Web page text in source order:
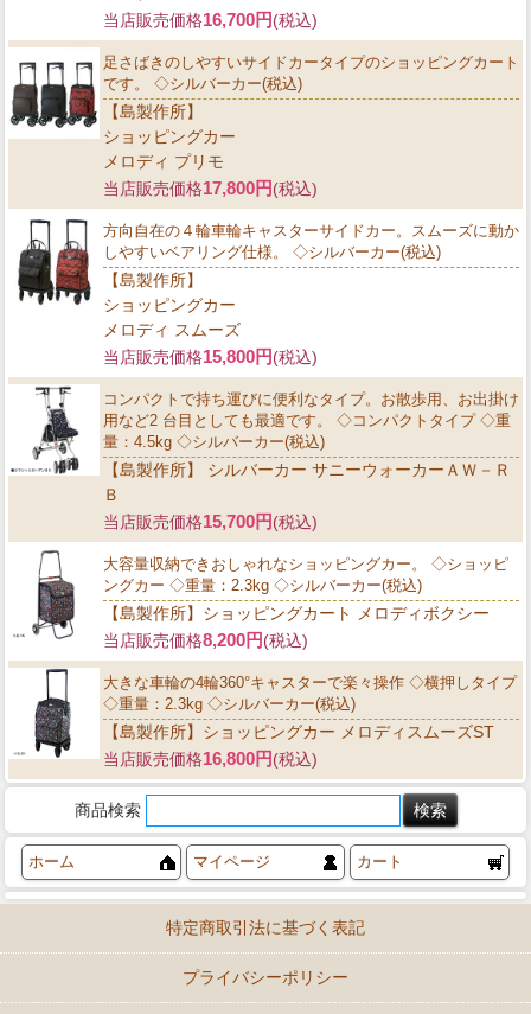
当店販売価格16,700円(税込)
足さばきのしやすいサイドカータイプのショッピングカート
です。 ◇シルバーカー(税込)
【島製作所】
ショッピングカー
メロディ プリモ
当店販売価格17,800円(税込)
方向自在の４輪車輪キャスターサイドカー。スムーズに動か
しやすいベアリング仕様。 ◇シルバーカー(税込)
【島製作所】
ショッピングカー
メロディ スムーズ
当店販売価格15,800円(税込)
コンパクトで持ち運びに便利なタイプ。お散歩用、お出掛け
用など2 台目としても最適です。 ◇コンパクトタイプ ◇重
量：4.5kg ◇シルバーカー(税込)
【島製作所】 シルバーカー サニーウォーカーＡＷ－Ｒ
Ｂ
当店販売価格15,700円(税込)
大容量収納できおしゃれなショッピングカー。 ◇ショッピ
ングカー ◇重量：2.3kg ◇シルバーカー(税込)
【島製作所】ショッピングカート メロディボクシー
当店販売価格8,200円(税込)
大きな車輪の4輪360°キャスターで楽々操作 ◇横押しタイプ
◇重量：2.3kg ◇シルバーカー(税込)
【島製作所】ショッピングカー メロディスムーズST
当店販売価格16,800円(税込)
商品検索
ホーム マイページ カート
特定商取引法に基づく表記
プライバシーポリシー